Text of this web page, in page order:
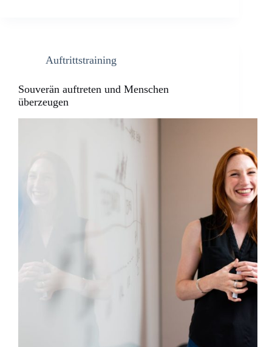
Auftrittstraining
Souverän auftreten und Menschen
überzeugen